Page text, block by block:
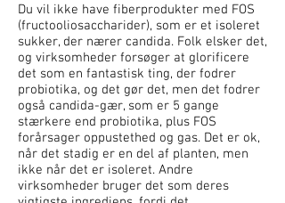
Du vil ikke have fiberprodukter med FOS
(fructooliosaccharider), som er et isoleret
sukker, der nærer candida. Folk elsker det,
og virksomheder forsøger at glorificere
det som en fantastisk ting, der fodrer
probiotika, og det gør det, men det fodrer
også candida-gær, som er 5 gange
stærkere end probiotika, plus FOS
forårsager oppustethed og gas. Det er ok,
når det stadig er en del af planten, men
ikke når det er isoleret. Andre
virksomheder bruger det som deres